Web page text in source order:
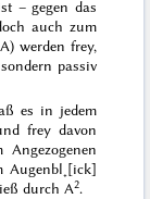
– gegen das
auch zum
werden frey,
passiv
es in jedem
frey davon
Augenbl˖[ick]
durch A2.